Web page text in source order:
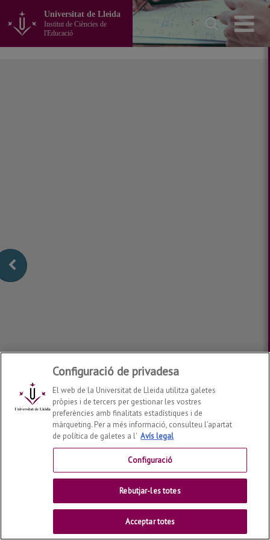
contingut
Universitat de Lleida
Institut de Ciències de
l'Educació
Configuració de privadesa
El web de la Universitat de Lleida utilitza galetes
pròpies i de tercers per gestionar les vostres
preferències amb finalitats estadístiques i de
màrqueting. Per a més informació, consulteu l’apartat
de política de galetes a l' Avís legal
Configuració
Rebutjar-les totes
Acceptar totes